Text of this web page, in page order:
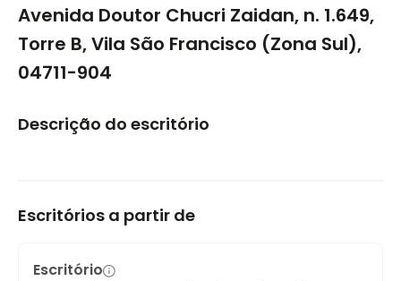
Avenida Doutor Chucri Zaidan, n. 1.649,
Torre B, Vila São Francisco (Zona Sul),
04711-904
Descrição do escritório
Escritórios a partir de
Escritório